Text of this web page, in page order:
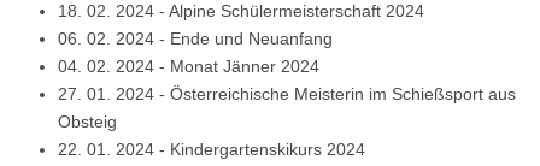
18. 02. 2024 - Alpine Schülermeisterschaft 2024
06. 02. 2024 - Ende und Neuanfang
04. 02. 2024 - Monat Jänner 2024
27. 01. 2024 - Österreichische Meisterin im Schießsport aus
Obsteig
22. 01. 2024 - Kindergartenskikurs 2024